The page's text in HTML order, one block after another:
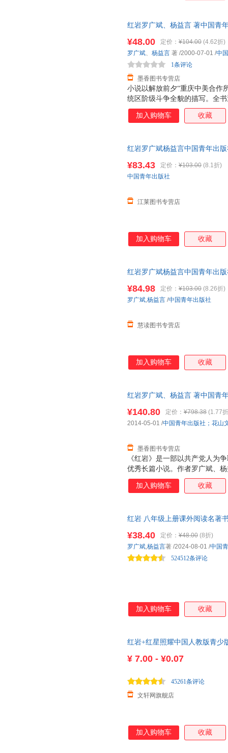
品。
红岩罗广斌、杨益言 著中国青
小说以解放前夕“重庆中美合作
统区阶级斗争全貌的描写。全
城内的学生运动和地下工作、
景，形成纷繁的斗争场面；同
现了国民党统治行将覆灭、解
象，光彩照人，感人至深；同
了他们的反动本质，又不流于
¥48.00 定价： ¥104.00 (4.62折)
墨香图书专营店
1条评论
罗广斌、 杨益言 著 /2000-07-01 /中
加入购物车 收藏
红岩罗广斌杨益言中国青年出
¥83.43 定价： ¥103.00 (8.1折)
江莱图书专营店
中国青年出版社
加入购物车 收藏
红岩罗广斌杨益言中国青年出
¥84.98 定价： ¥103.00 (8.26折)
慧读图书专营店
罗广斌,杨益言 /中国青年出版社
加入购物车 收藏
红岩罗广斌、杨益言 著中国青
《红岩》是一部以共产党人为
优秀长篇小说。作者罗广斌、
所”的集中营里，亲身经历过敌
生活。作为幸存者和直接的见
品。 1948年，在国民党统治下
的备用联络站。 江姐受上级派
想象未来的生活时，却发现自
害，人头被高挂
¥140.80 定价： ¥798.38 (1.77
墨香图书专营店
2014-05-01 /中国青年出版社；花山
加入购物车 收藏
红岩 八年级上册课外阅读名著
¥38.40 定价： ¥48.00 (8折)
524512条评论
罗广斌,杨益言著 /2024-08-01 /中国
加入购物车 收藏
红岩+红星照耀中国人教版青少
¥ 7.00 - ¥0.07
文轩网旗舰店
45261条评论
加入购物车 收藏